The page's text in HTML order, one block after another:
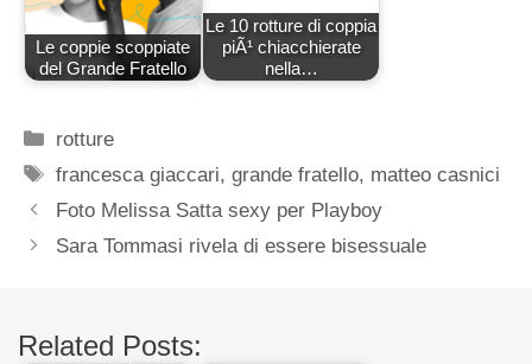
Le coppie scoppiate
del Grande Fratello
Le 10 rotture di coppia
piÃ¹ chiacchierate
nella…
Categorie
rotture
Tag
francesca giaccari,grande fratello, matteo casnici
Foto Melissa Satta sexy per Playboy
Sara Tommasi rivela di essere bisessuale
Related Posts: